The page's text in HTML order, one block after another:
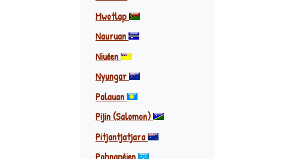
Mwotlap
Nauruan
Niuéen
Nyungar
Palauan
Pijin (Salomon)
Pitjantjatjara